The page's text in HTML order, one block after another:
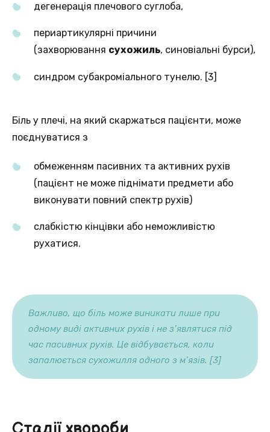
дегенерація плечового суглоба,
периартикулярні причини
(захворювання сухожиль, синовіальні бурси),
синдром субакроміального тунелю. [3]
Біль у плечі, на який скаржаться пацієнти, може
поєднуватися з
обмеженням пасивних та активних рухів
(пацієнт не може піднімати предмети або
виконувати повний спектр рухів)
слабкістю кінцівки або неможливістю
рухатися.
Важливо, що біль може виникати лише при
одному виді активних рухів і не з’являтися під
час пасивних рухів. Це відбувається, коли
запалюється сухожилля одного з м’язів. [3]